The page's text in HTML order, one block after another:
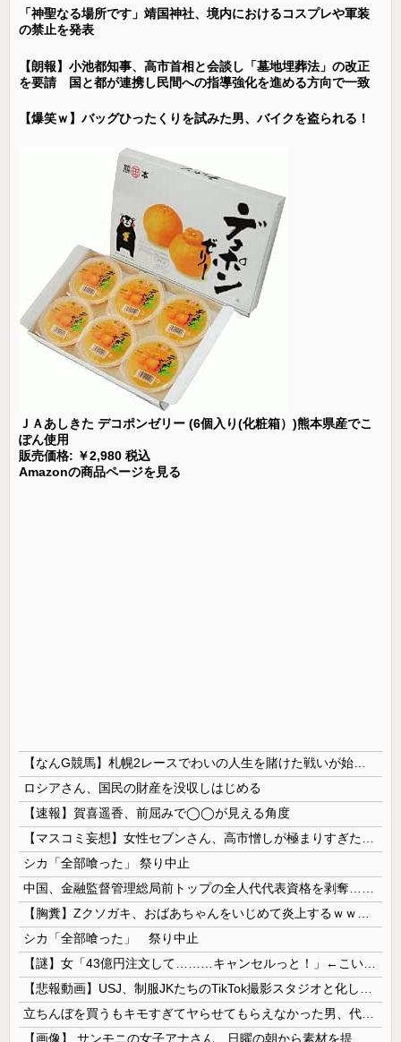
「神聖なる場所です」靖国神社、境内におけるコスプレや軍装
の禁止を発表
【朗報】小池都知事、高市首相と会談し「墓地埋葬法」の改正
を要請 国と都が連携し民間への指導強化を進める方向で一致
【爆笑ｗ】バッグひったくりを試みた男、バイクを盗られる！
ＪＡあしきた デコポンゼリー (6個入り(化粧箱）)熊本県産でこ
ぽん使用
販売価格: ￥2,980 税込
Amazonの商品ページを見る
ロシアさん、国民の財産を没収しはじめる
【速報】賀喜遥香、前屈みで◯◯が見える角度
シカ「全部喰った」 祭り中止
シカ「全部喰った」 祭り中止